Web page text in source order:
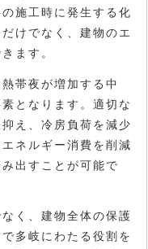
施工時に発生する化
けでなく、建物のエ
ます。
帯夜が増加する中
となります。適切な
え、冷房負荷を減少
ネルギー消費を削減
出すことが可能で
く、建物全体の保護
多岐にわたる役割を